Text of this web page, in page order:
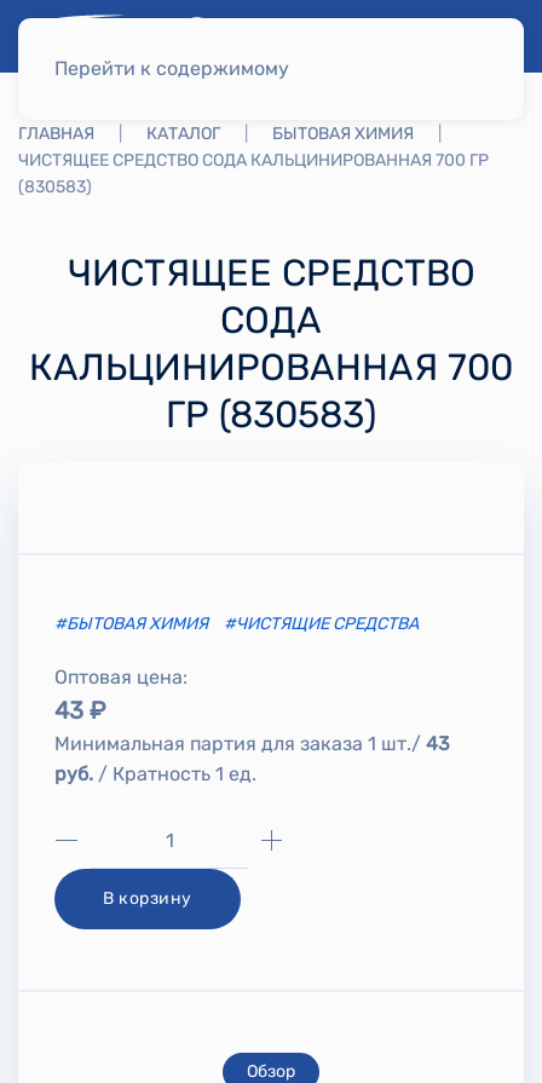
Перейти к содержимому
ГЛАВНАЯ КАТАЛОГ
БЫТОВАЯ ХИМИЯ
ЧИСТЯЩЕЕ СРЕДСТВО СОДА КАЛЬЦИНИРОВАННАЯ 700 ГР
(830583)
ЧИСТЯЩЕЕ СРЕДСТВО
СОДА
КАЛЬЦИНИРОВАННАЯ 700
ГР (830583)
#БЫТОВАЯ ХИМИЯ #ЧИСТЯЩИЕ СРЕДСТВА
Оптовая цена:
43 ₽
Минимальная партия для заказа 1 шт./ 43
руб. / Кратность 1 ед.
В корзину
Обзор